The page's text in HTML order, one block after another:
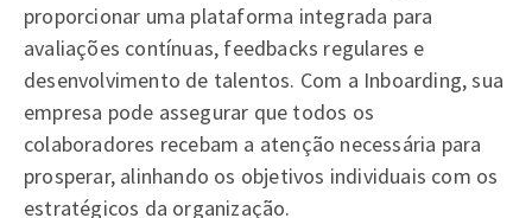
proporcionar uma plataforma integrada para
avaliações contínuas, feedbacks regulares e
desenvolvimento de talentos. Com a Inboarding, sua
empresa pode assegurar que todos os
colaboradores recebam a atenção necessária para
prosperar, alinhando os objetivos individuais com os
estratégicos da organização.